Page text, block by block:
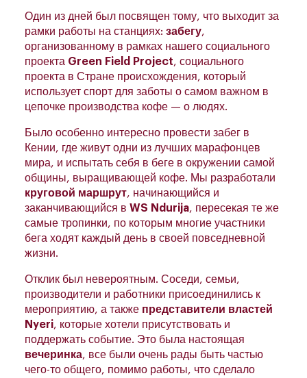
Один из дней был посвящен тому, что выходит за
рамки работы на станциях: забегу,
организованному в рамках нашего социального
проекта Green Field Project, социального
проекта в Стране происхождения, который
использует спорт для заботы о самом важном в
цепочке производства кофе — о людях.
Было особенно интересно провести забег в
Кении, где живут одни из лучших марафонцев
мира, и испытать себя в беге в окружении самой
общины, выращивающей кофе. Мы разработали
круговой маршрут, начинающийся и
заканчивающийся в WS Ndurija, пересекая те же
самые тропинки, по которым многие участники
бега ходят каждый день в своей повседневной
жизни.
Отклик был невероятным. Соседи, семьи,
производители и работники присоединились к
мероприятию, а также представители властей
Nyeri, которые хотели присутствовать и
поддержать событие. Это была настоящая
вечеринка, все были очень рады быть частью
чего-то общего, помимо работы, что сделало